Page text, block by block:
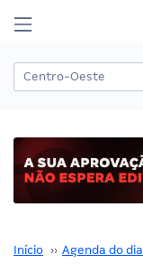
Início ›› Agenda do dia